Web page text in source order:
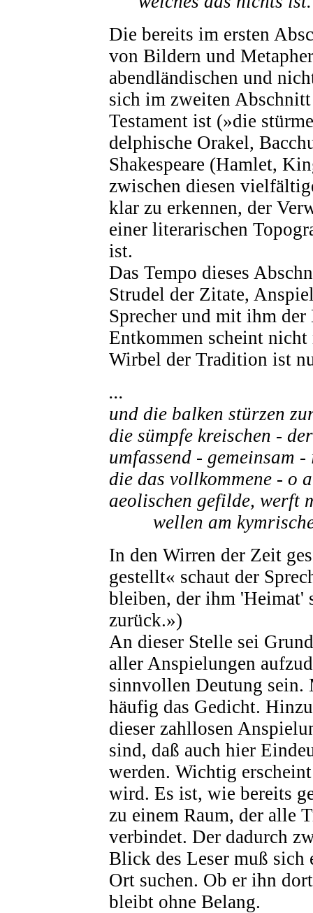
Die bereits im ersten
von Bildern und
abendländischen und
sich im zweiten
Testament ist (»die
delphische Orakel,
Shakespeare (Hamlet,
zwischen diesen
klar zu erkennen, der
einer literarischen
ist.
Das Tempo dieses
Strudel der Zitate,
Sprecher und mit ihm
Entkommen scheint
Wirbel der Tradition ist
...
und die balken stürzen
die sümpfe kreischen -
umfassend - gemeinsam
die das vollkommene - o
aeolischen gefilde, werft
wellen am
In den Wirren der Zeit
gestellt« schaut der
bleiben, der ihm 'Heimat'
zurück.»)
An dieser Stelle sei
aller Anspielungen
sinnvollen Deutung sein.
häufig das Gedicht.
dieser zahllosen
sind, daß auch hier
werden. Wichtig
wird. Es ist, wie bereits
zu einem Raum, der alle
verbindet. Der dadurch
Blick des Leser muß sich
Ort suchen. Ob er ihn
bleibt ohne Belang.